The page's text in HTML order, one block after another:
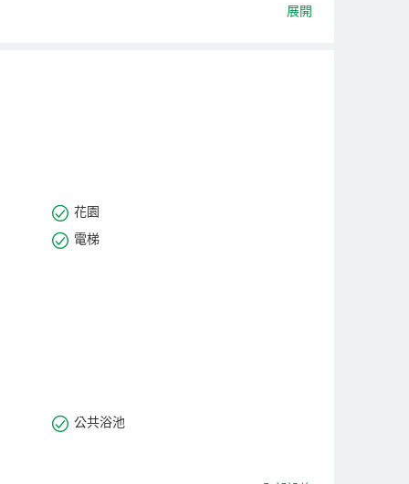
展開
花園
電梯
公共浴池